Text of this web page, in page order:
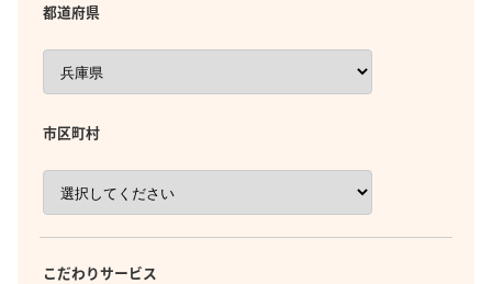
都道府県
市区町村
こだわりサービス